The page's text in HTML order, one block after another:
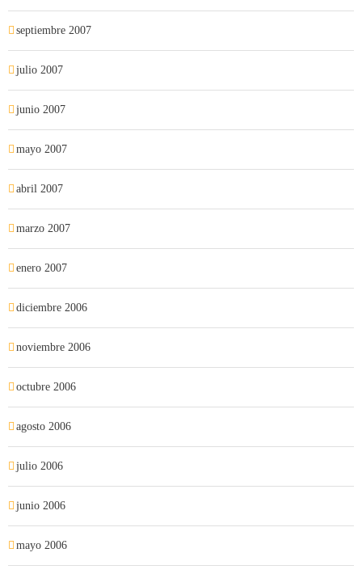
septiembre 2007
julio 2007
junio 2007
mayo 2007
abril 2007
marzo 2007
enero 2007
diciembre 2006
noviembre 2006
octubre 2006
agosto 2006
julio 2006
junio 2006
mayo 2006